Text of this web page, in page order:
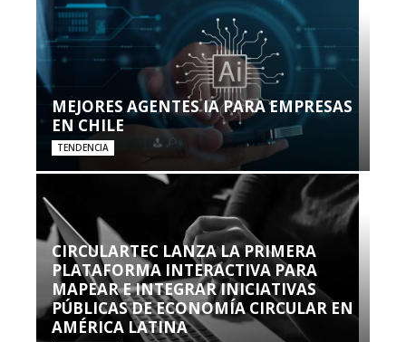
MEJORES AGENTES IA PARA EMPRESAS
EN CHILE
TENDENCIA
CIRCULARTEC LANZA LA PRIMERA
PLATAFORMA INTERACTIVA PARA
MAPEAR E INTEGRAR INICIATIVAS
PÚBLICAS DE ECONOMÍA CIRCULAR EN
AMÉRICA LATINA